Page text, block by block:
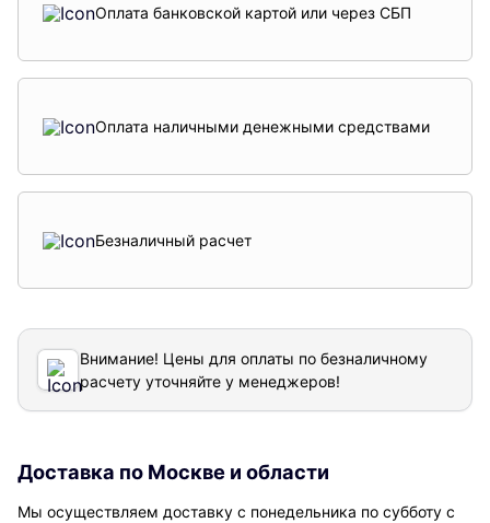
Оплата банковской картой или через СБП
Оплата наличными денежными средствами
Безналичный расчет
Внимание! Цены для оплаты по безналичному
расчету уточняйте у менеджеров!
Доставка по Москве и области
Мы осуществляем доставку с понедельника по субботу с